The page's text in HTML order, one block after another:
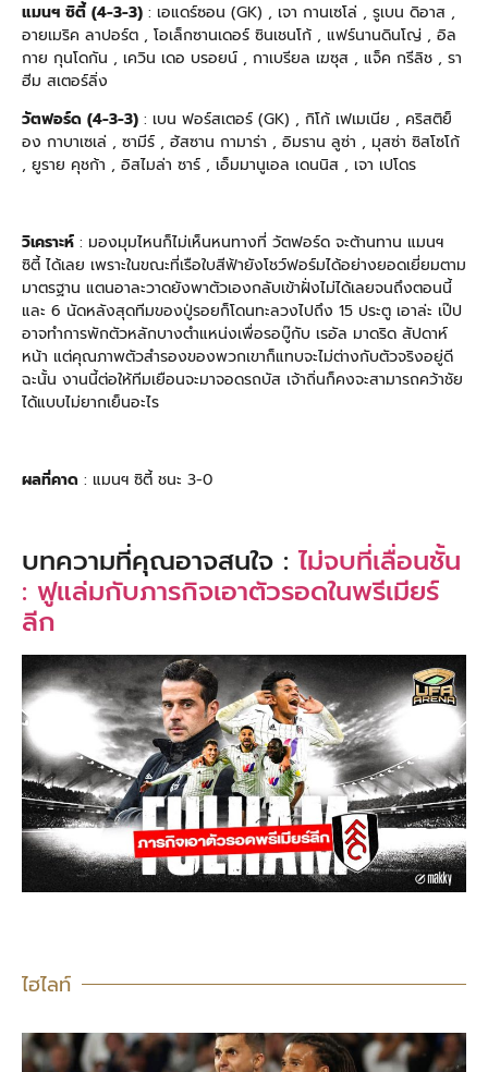
แมนฯ ซิตี้ (4-3-3) : เอแดร์ซอน (GK) , เจา กานเซโล่ , รูเบน ดิอาส ,
อายเมริค ลาปอร์ต , โอเล็กซานเดอร์ ซินเชนโก้ , แฟร์นานดินโญ่ , อิล
กาย กุนโดกัน , เควิน เดอ บรอยน์ , กาเบรียล เฆซุส , แจ็ค กรีลิช , รา
ฮีม สเตอร์ลิ่ง
วัตฟอร์ด (4-3-3) : เบน ฟอร์สเตอร์ (GK) , กิโก้ เฟเมเนีย , คริสติย็
อง กาบาเซเล่ , ซามีร์ , ฮัสซาน กามาร่า , อิมราน ลูซ่า , มุสซ่า ซิสโซโก้
, ยูราย คุชก้า , อิสไมล่า ซาร์ , เอ็มมานูเอล เดนนิส , เจา เปโดร
วิเคราะห์ : มองมุมไหนก็ไม่เห็นหนทางที่ วัตฟอร์ด จะต้านทาน แมนฯ
ซิตี้ ได้เลย เพราะในขณะที่เรือใบสีฟ้ายังโชว์ฟอร์มได้อย่างยอดเยี่ยมตาม
มาตรฐาน แตนอาละวาดยังพาตัวเองกลับเข้าฝั่งไม่ได้เลยจนถึงตอนนี้
และ 6 นัดหลังสุดทีมของปู่รอยก็โดนทะลวงไปถึง 15 ประตู เอาล่ะ เป๊ป
อาจทำการพักตัวหลักบางตำแหน่งเพื่อรอบู๊กับ เรอัล มาดริด สัปดาห์
หน้า แต่คุณภาพตัวสำรองของพวกเขาก็แทบจะไม่ต่างกับตัวจริงอยู่ดี
ฉะนั้น งานนี้ต่อให้ทีมเยือนจะมาจอดรถบัส เจ้าถิ่นก็คงจะสามารถคว้าชัย
ได้แบบไม่ยากเย็นอะไร
ผลที่คาด : แมนฯ ซิตี้ ชนะ 3-0
บทความที่คุณอาจสนใจ :ไม่จบที่เลื่อนชั้น
: ฟูแล่มกับภารกิจเอาตัวรอดในพรีเมียร์
ลีก
ไฮไลท์